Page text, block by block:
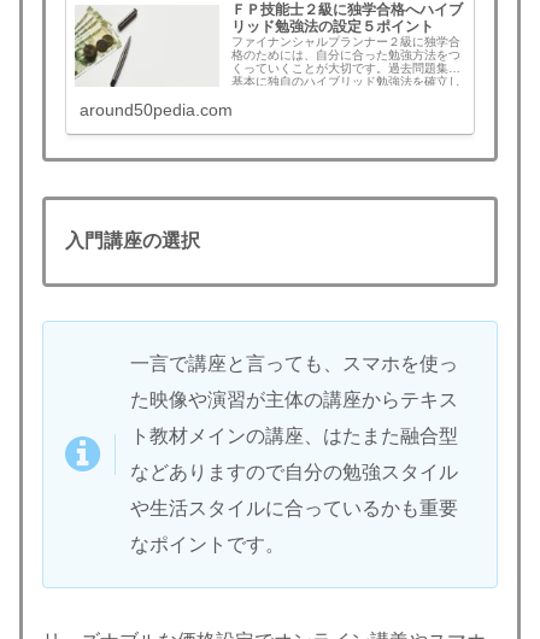
ＦＰ技能士２級に独学合格へハイブ
リッド勉強法の設定５ポイント
ファイナンシャルプランナー２級に独学合
格のためには、自分に合った勉強方法をつ
くっていくことが大切です。過去問題集を
基本に独自のハイブリッド勉強法を確立し
around50pedia.com
入門講座の選択
一言で講座と言っても、スマホを使っ
た映像や演習が主体の講座からテキス
ト教材メインの講座、はたまた融合型
などありますので自分の勉強スタイル
や生活スタイルに合っているかも重要
なポイントです。